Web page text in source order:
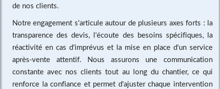
de nos clients.
Notre engagement s'articule autour de plusieurs axes forts : la
transparence des devis, l'écoute des besoins spécifiques, la
réactivité en cas d'imprévus et la mise en place d'un service
après-vente attentif. Nous assurons une communication
constante avec nos clients tout au long du chantier, ce qui
renforce la confiance et permet d'ajuster chaque intervention